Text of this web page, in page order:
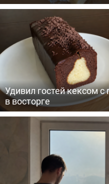
Удивил гостей кексом
в восторге